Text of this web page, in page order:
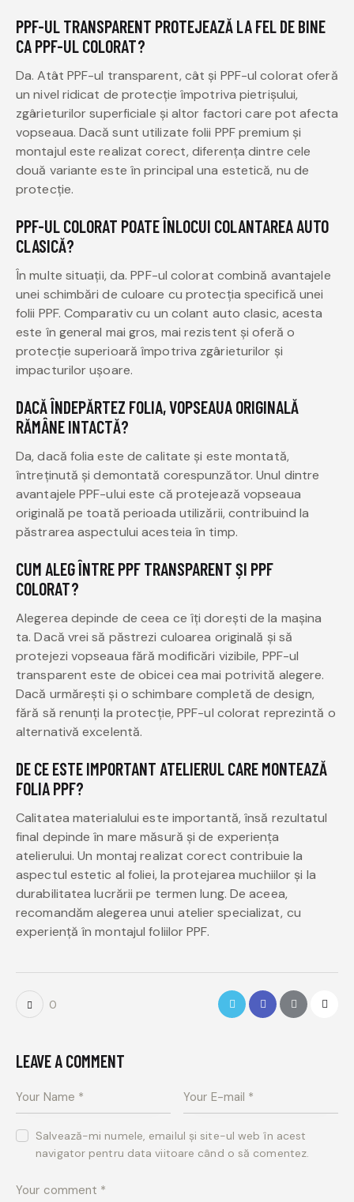
PPF-UL TRANSPARENT PROTEJEAZĂ LA FEL DE BINE
CA PPF-UL COLORAT?
Da. Atât PPF-ul transparent, cât și PPF-ul colorat oferă
un nivel ridicat de protecție împotriva pietrișului,
zgârieturilor superficiale și altor factori care pot afecta
vopseaua. Dacă sunt utilizate folii PPF premium și
montajul este realizat corect, diferența dintre cele
două variante este în principal una estetică, nu de
protecție.
PPF-UL COLORAT POATE ÎNLOCUI COLANTAREA AUTO
CLASICĂ?
În multe situații, da. PPF-ul colorat combină avantajele
unei schimbări de culoare cu protecția specifică unei
folii PPF. Comparativ cu un colant auto clasic, acesta
este în general mai gros, mai rezistent și oferă o
protecție superioară împotriva zgârieturilor și
impacturilor ușoare.
DACĂ ÎNDEPĂRTEZ FOLIA, VOPSEAUA ORIGINALĂ
RĂMÂNE INTACTĂ?
Da, dacă folia este de calitate și este montată,
întreținută și demontată corespunzător. Unul dintre
avantajele PPF-ului este că protejează vopseaua
originală pe toată perioada utilizării, contribuind la
păstrarea aspectului acesteia în timp.
CUM ALEG ÎNTRE PPF TRANSPARENT ȘI PPF
COLORAT?
Alegerea depinde de ceea ce îți dorești de la mașina
ta. Dacă vrei să păstrezi culoarea originală și să
protejezi vopseaua fără modificări vizibile, PPF-ul
transparent este de obicei cea mai potrivită alegere.
Dacă urmărești și o schimbare completă de design,
fără să renunți la protecție, PPF-ul colorat reprezintă o
alternativă excelentă.
DE CE ESTE IMPORTANT ATELIERUL CARE MONTEAZĂ
FOLIA PPF?
Calitatea materialului este importantă, însă rezultatul
final depinde în mare măsură și de experiența
atelierului. Un montaj realizat corect contribuie la
aspectul estetic al foliei, la protejarea muchiilor și la
durabilitatea lucrării pe termen lung. De aceea,
recomandăm alegerea unui atelier specializat, cu
experiență în montajul foliilor PPF.
0
LEAVE A COMMENT
Salvează-mi numele, emailul și site-ul web în acest
navigator pentru data viitoare când o să comentez.